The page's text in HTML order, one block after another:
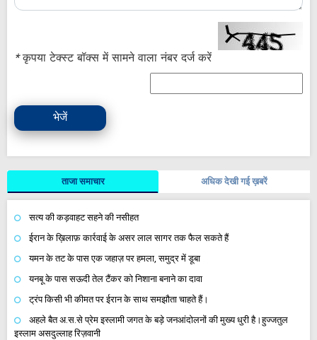
*कृपया टेक्स्ट बॉक्स में सामने वाला नंबर दर्ज करें
भेजें
ताजा समाचार अधिक देखी गई ख़बरें
सत्य की कड़वाहट सहने की नसीहत
ईरान के ख़िलाफ़ कार्रवाई के असर लाल सागर तक फैल सकते हैं
यमन के तट के पास एक जहाज़ पर हमला, समुद्र में डूबा
यनबू के पास सऊदी तेल टैंकर को निशाना बनाने का दावा
ट्रंप किसी भी कीमत पर ईरान के साथ समझौता चाहते हैं।
अहले बैत अ.स.से प्रेम इस्लामी जगत के बड़े जनआंदोलनों की मुख्य धुरी है।हुज्जतुल
इस्लाम असदुल्लाह रिज़वानी